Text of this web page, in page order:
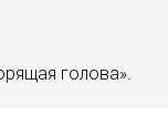
голова».